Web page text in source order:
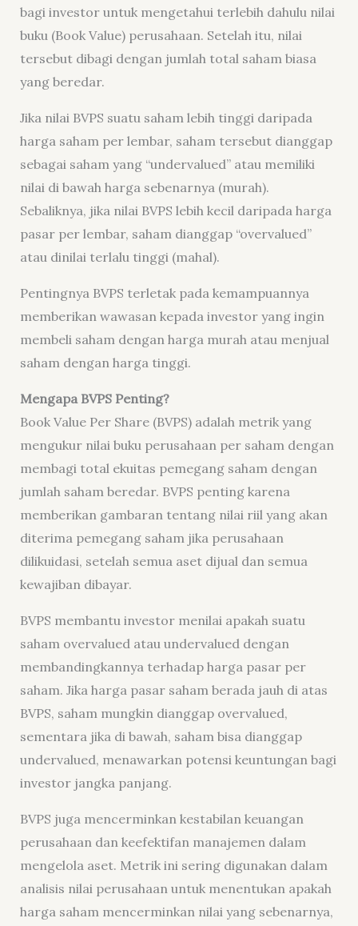
bagi investor untuk mengetahui terlebih dahulu nilai
buku (Book Value) perusahaan. Setelah itu, nilai
tersebut dibagi dengan jumlah total saham biasa
yang beredar.
Jika nilai BVPS suatu saham lebih tinggi daripada
harga saham per lembar, saham tersebut dianggap
sebagai saham yang “undervalued” atau memiliki
nilai di bawah harga sebenarnya (murah).
Sebaliknya, jika nilai BVPS lebih kecil daripada harga
pasar per lembar, saham dianggap “overvalued”
atau dinilai terlalu tinggi (mahal).
Pentingnya BVPS terletak pada kemampuannya
memberikan wawasan kepada investor yang ingin
membeli saham dengan harga murah atau menjual
saham dengan harga tinggi.
Mengapa BVPS Penting?
Book Value Per Share (BVPS) adalah metrik yang
mengukur nilai buku perusahaan per saham dengan
membagi total ekuitas pemegang saham dengan
jumlah saham beredar. BVPS penting karena
memberikan gambaran tentang nilai riil yang akan
diterima pemegang saham jika perusahaan
dilikuidasi, setelah semua aset dijual dan semua
kewajiban dibayar.
BVPS membantu investor menilai apakah suatu
saham overvalued atau undervalued dengan
membandingkannya terhadap harga pasar per
saham. Jika harga pasar saham berada jauh di atas
BVPS, saham mungkin dianggap overvalued,
sementara jika di bawah, saham bisa dianggap
undervalued, menawarkan potensi keuntungan bagi
investor jangka panjang.
BVPS juga mencerminkan kestabilan keuangan
perusahaan dan keefektifan manajemen dalam
mengelola aset. Metrik ini sering digunakan dalam
analisis nilai perusahaan untuk menentukan apakah
harga saham mencerminkan nilai yang sebenarnya,